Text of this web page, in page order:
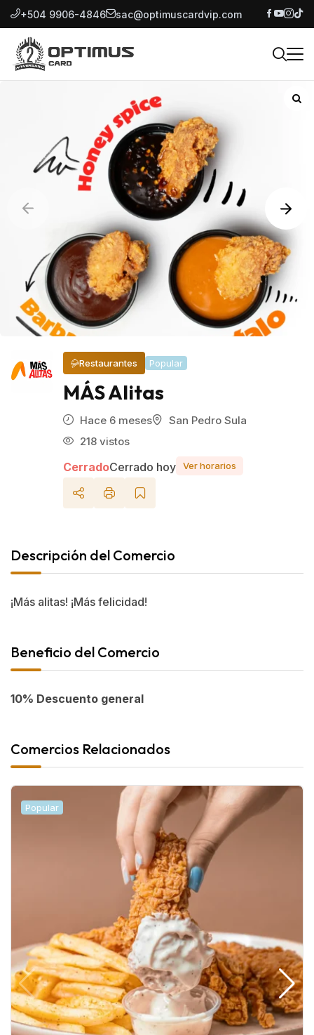
+504 9906-4846 sac@optimuscardvip.com
Restaurantes Popular
MÁS Alitas
Hace 6 meses
San Pedro Sula
218 vistos
CerradoCerrado hoy Ver horarios
Descripción del Comercio
¡Más alitas! ¡Más felicidad!
Beneficio del Comercio
10% Descuento general
Comercios Relacionados
Popular